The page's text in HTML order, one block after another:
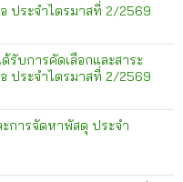
ประจำไตรมาสที่ 2/2569
รับการคัดเลือกและสาระ
ประจำไตรมาสที่ 2/2569
การจัดหาพัสดุ ประจำ